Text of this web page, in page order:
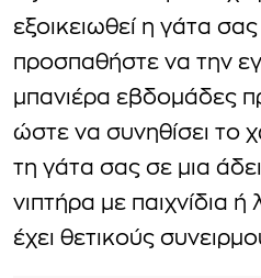
εξοικειωθεί η γάτα
προσπαθήστε να την
μπανιέρα εβδομάδες
ώστε να συνηθίσει το
τη γάτα σας σε μια
νιπτήρα με παιχνίδια ή
έχει θετικούς